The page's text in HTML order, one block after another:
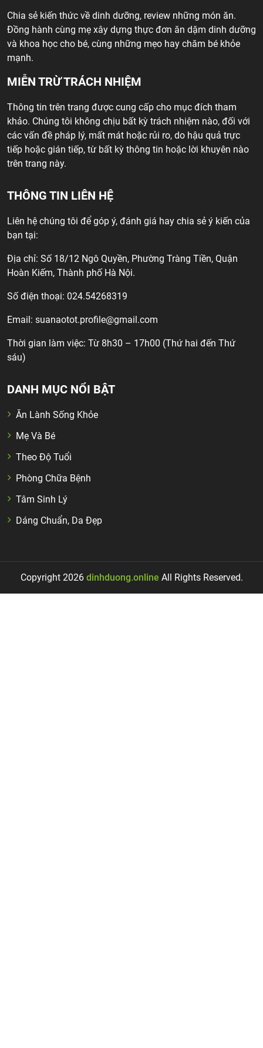
Chia sẻ kiến thức về dinh dưỡng, review những món ăn.
Đồng hành cùng mẹ xây dựng thực đơn ăn dặm dinh dưỡng
và khoa học cho bé, cùng những mẹo hay chăm bé khỏe
mạnh.
MIỄN TRỪ TRÁCH NHIỆM
Thông tin trên trang được cung cấp cho mục đích tham
khảo. Chúng tôi không chịu bất kỳ trách nhiệm nào, đối với
các vấn đề pháp lý, mất mát hoặc rủi ro, do hậu quả trực
tiếp hoặc gián tiếp, từ bất kỳ thông tin hoặc lời khuyên nào
trên trang này.
THÔNG TIN LIÊN HỆ
Liên hệ chúng tôi để góp ý, đánh giá hay chia sẻ ý kiến của
bạn tại:
Địa chỉ: Số 18/12 Ngô Quyền, Phường Tràng Tiền, Quận
Hoàn Kiếm, Thành phố Hà Nội.
Số điện thoại: 024.54268319
Email: suanaotot.profile@gmail.com
Thời gian làm việc: Từ 8h30 – 17h00 (Thứ hai đến Thứ
sáu)
DANH MỤC NỔI BẬT
Ăn Lành Sống Khỏe
Mẹ Và Bé
Theo Độ Tuổi
Phòng Chữa Bệnh
Tâm Sinh Lý
Dáng Chuẩn, Da Đẹp
Copyright 2026 dinhduong.online All Rights Reserved.